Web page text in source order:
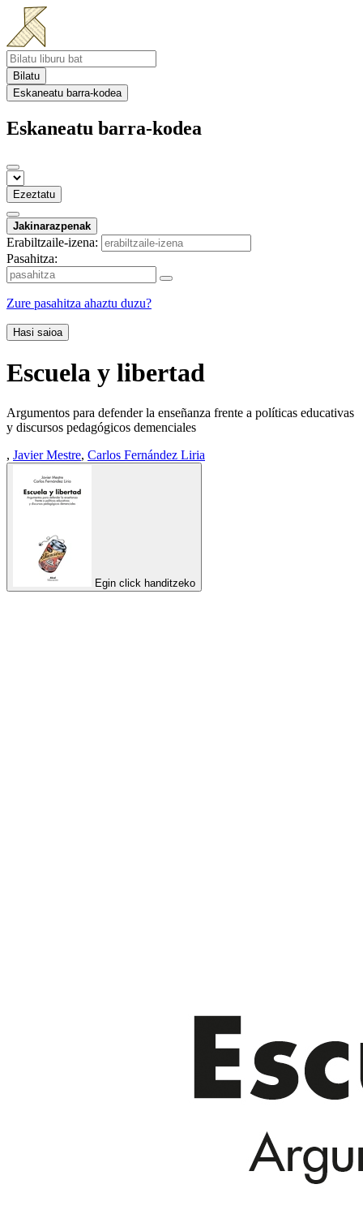
Bilatu
Eskaneatu barra-kodea
Eskaneatu barra-kodea
Ezeztatu
Jakinarazpenak
Erabiltzaile-izena:
Pasahitza:
Zure pasahitza ahaztu duzu?
Hasi saioa
Escuela y libertad
Argumentos para defender la enseñanza frente a políticas educativas
y discursos pedagógicos demenciales
, Javier Mestre, Carlos Fernández Liria
Egin click handitzeko